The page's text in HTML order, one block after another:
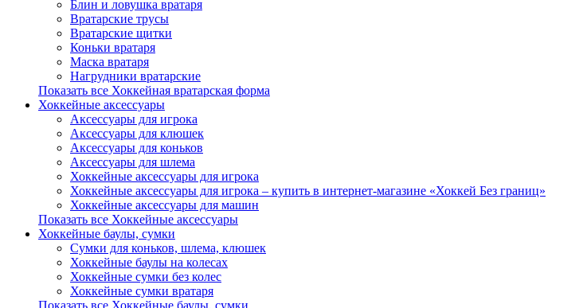
Блин и ловушка вратаря
Вратарские трусы
Вратарские щитки
Коньки вратаря
Маска вратаря
Нагрудники вратарские
Показать все Хоккейная вратарская форма
Хоккейные аксессуары
Аксессуары для игрока
Аксессуары для клюшек
Аксессуары для коньков
Аксессуары для шлема
Хоккейные аксессуары для игрока
Хоккейные аксессуары для игрока – купить в интернет-магазине «Хоккей Без границ»
Хоккейные аксессуары для машин
Показать все Хоккейные аксессуары
Хоккейные баулы, сумки
Сумки для коньков, шлема, клюшек
Хоккейные баулы на колесах
Хоккейные сумки без колес
Хоккейные сумки вратаря
Показать все Хоккейные баулы, сумки